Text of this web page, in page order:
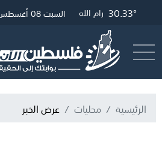
33.29° غزة 30.57° القدس 30.33° رام الله 29.42° الخليل السبت 08 أغسطس 2026
الرئيسية محليات عرض الخبر